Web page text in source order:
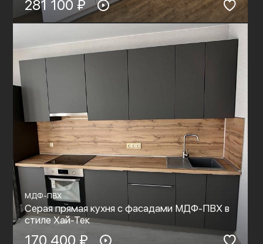
281 100 ₽
МДФ-ПВХ
Серая прямая кухня с фасадами МДФ-ПВХ в
стиле Хай-Тек
170 400 ₽